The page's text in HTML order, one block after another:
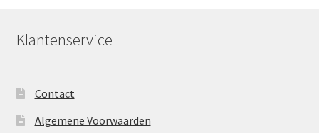
Klantenservice
Contact
Algemene Voorwaarden